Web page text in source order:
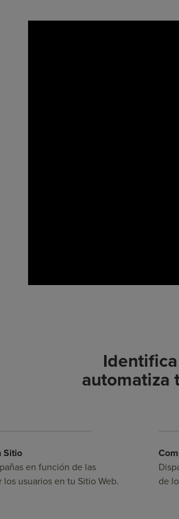
automatiza
Sitio
en función de las
los usuarios en tu Sitio Web.
de